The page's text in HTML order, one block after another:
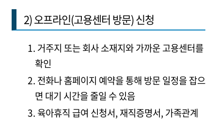
2) 오프라인(고용센터 방문) 신청
거주지 또는 회사 소재지와 가까운 고용센터를
확인
전화나 홈페이지 예약을 통해 방문 일정을 잡으
면 대기 시간을 줄일 수 있음
육아휴직 급여 신청서, 재직증명서, 가족관계